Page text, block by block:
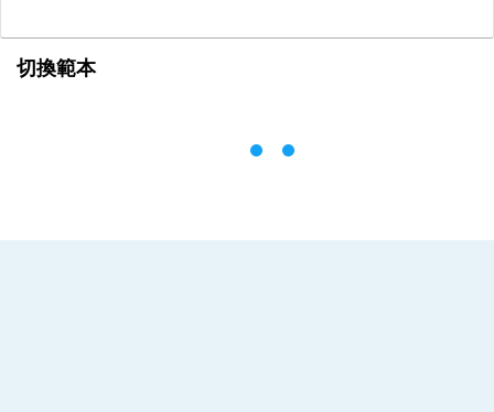
切換範本